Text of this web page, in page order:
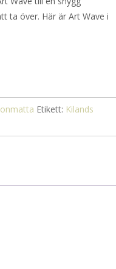
ta över. Här är Art Wave i
Etikett: Kilands